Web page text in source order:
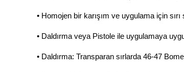
• Homojen bir karışım ve uygulama için
• Daldırma veya Pistole ile uygulamaya
• Daldırma: Transparan sırlarda 46-47